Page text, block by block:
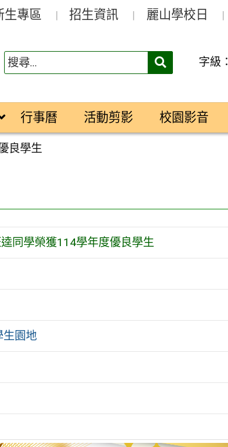
生專區 招生資訊 麗山學校日
搜
字級：
行事曆 活動剪影 校園影音
良學生
逵同學榮獲114學年度優良學生
生園地